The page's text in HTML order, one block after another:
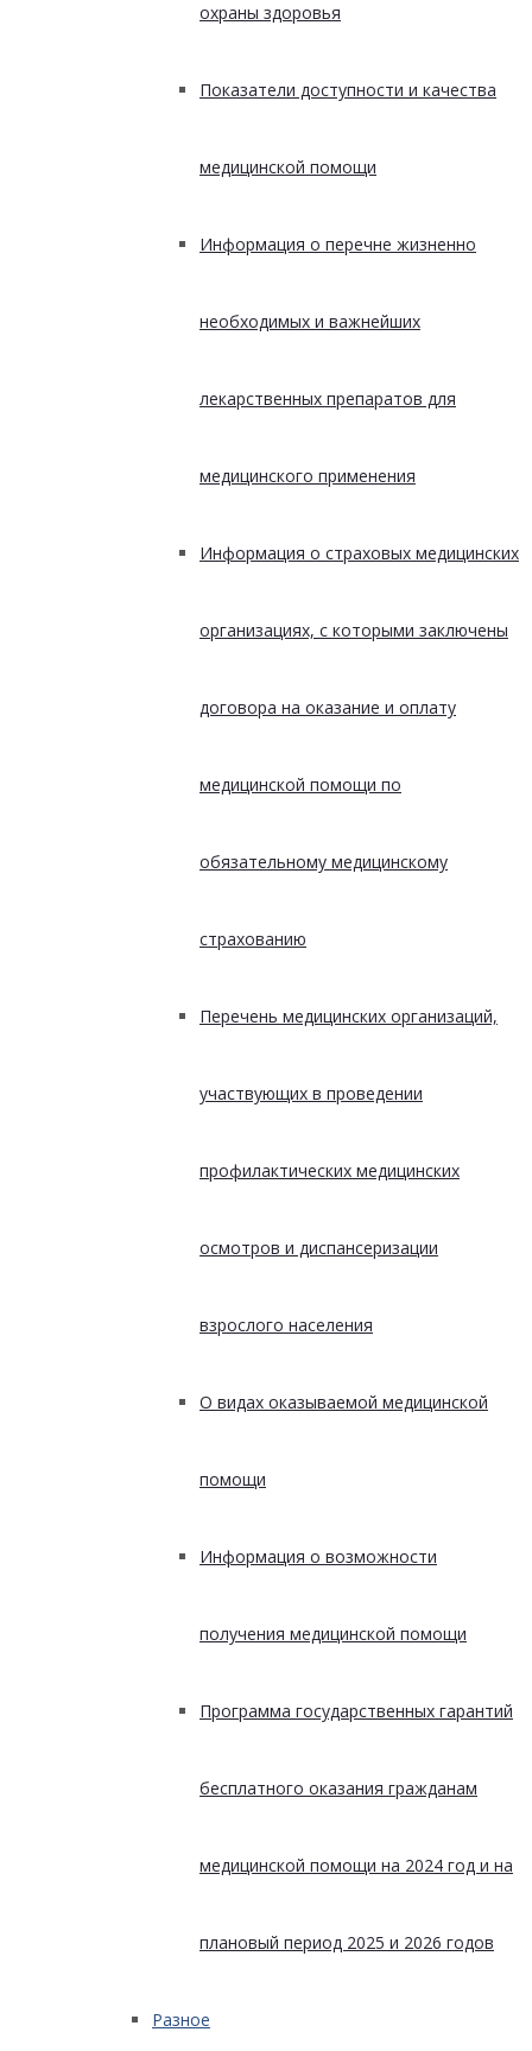
охраны здоровья
Показатели доступности и качества
медицинской помощи
Информация о перечне жизненно
необходимых и важнейших
лекарственных препаратов для
медицинского применения
Информация о страховых медицинских
организациях, с которыми заключены
договора на оказание и оплату
медицинской помощи по
обязательному медицинскому
страхованию
Перечень медицинских организаций,
участвующих в проведении
профилактических медицинских
осмотров и диспансеризации
взрослого населения
О видах оказываемой медицинской
помощи
Информация о возможности
получения медицинской помощи
Программа государственных гарантий
бесплатного оказания гражданам
медицинской помощи на 2024 год и на
плановый период 2025 и 2026 годов
Разное